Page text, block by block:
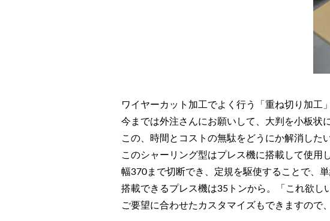
ワイヤーカット加工でよく行う「重ね切り加工
今までは外注さんにお願いして、大判を小板状
この、時間とコストの無駄をどうにか解消した
このシャーリング型はプレス機に搭載して使用
幅370まで切断でき、定規を駆使することで、
搭載できるプレス機は35トンから。「これ欲し
ご要望に合わせたカスタマイズもできますので